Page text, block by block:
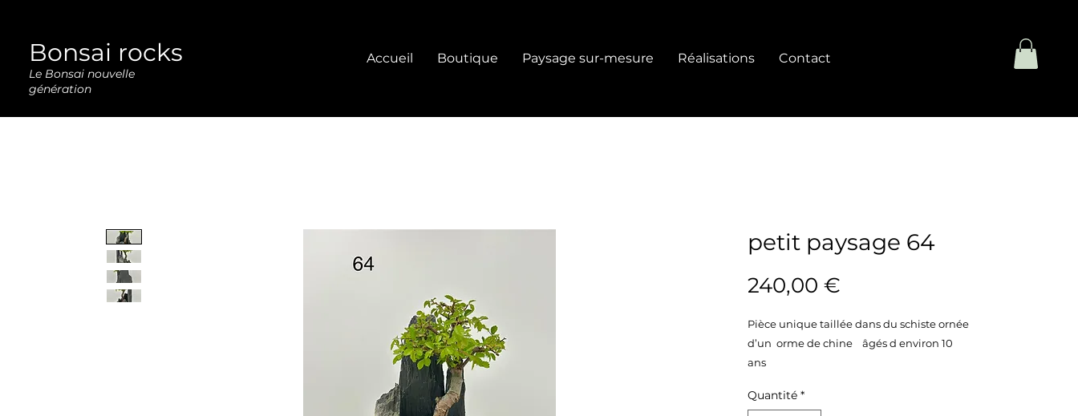
Bonsai rocks
Le Bonsai nouvelle
génération
Accueil Boutique Paysage sur-mesure Réalisations Contact
petit paysage 64
240,00 €
Pièce unique taillée dans du schiste ornée
d’un orme de chine âgés d environ 10
ans
plastique noire
Quantité *